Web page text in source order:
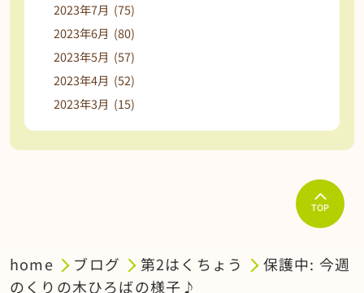
2023年7月 (75)
2023年6月 (80)
2023年5月 (57)
2023年4月 (52)
2023年3月 (15)
TOP
home ブログ 第2はくちょう
保護中: 今週
のくりの木ひろばの様子♪